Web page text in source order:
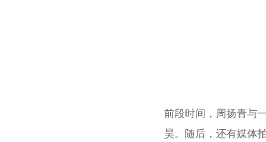
前段时间，周扬青与
昊。随后，还有媒体